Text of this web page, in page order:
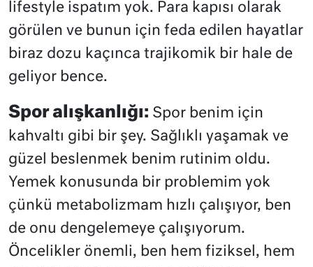
lifestyle ispatım yok. Para kapısı olarak
görülen ve bunun için feda edilen hayatlar
biraz dozu kaçınca trajikomik bir hale de
geliyor bence.
Spor alışkanlığı: Spor benim için
kahvaltı gibi bir şey. Sağlıklı yaşamak ve
güzel beslenmek benim rutinim oldu.
Yemek konusunda bir problemim yok
çünkü metabolizmam hızlı çalışıyor, ben
de onu dengelemeye çalışıyorum.
Öncelikler önemli, ben hem fiziksel, hem